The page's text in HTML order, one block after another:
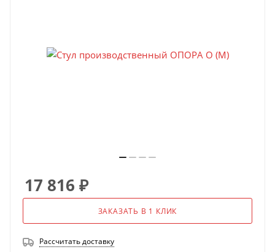
17 816 ₽
ЗАКАЗАТЬ В 1 КЛИК
Рассчитать доставку